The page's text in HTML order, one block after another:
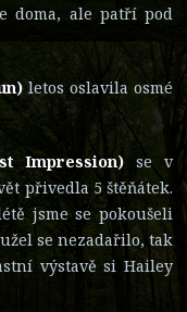
doma, ale patří pod
letos oslavila osmé
Impression) se v
přivedla 5 štěňátek.
jsme se pokoušeli
se nezadařilo, tak
výstavě si Hailey